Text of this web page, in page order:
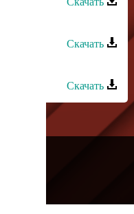
Скачать
Скачать